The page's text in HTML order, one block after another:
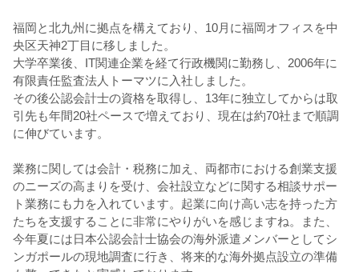
福岡と北九州に拠点を構えており、10月に福岡オフィスを中
央区天神2丁目に移しました。
大学卒業後、IT関連企業を経て行政機関に勤務し、2006年に
有限責任監査法人トーマツに入社しました。
その後公認会計士の資格を取得し、13年に独立してからは取
引先も年間20社ペースで増えており、現在は約70社まで順調
に伸びています。
業務に関しては会計・税務に加え、両都市における創業支援
のニーズの高まりを受け、会社設立などに関する相談サポー
ト業務にも力を入れています。起業に向け高い志を持った方
たちを支援することに非常にやりがいを感じますね。また、
今年夏には日本公認会計士協会の海外派遣メンバーとしてシ
ンガポールの現地調査に行き、将来的な海外拠点設立の準備